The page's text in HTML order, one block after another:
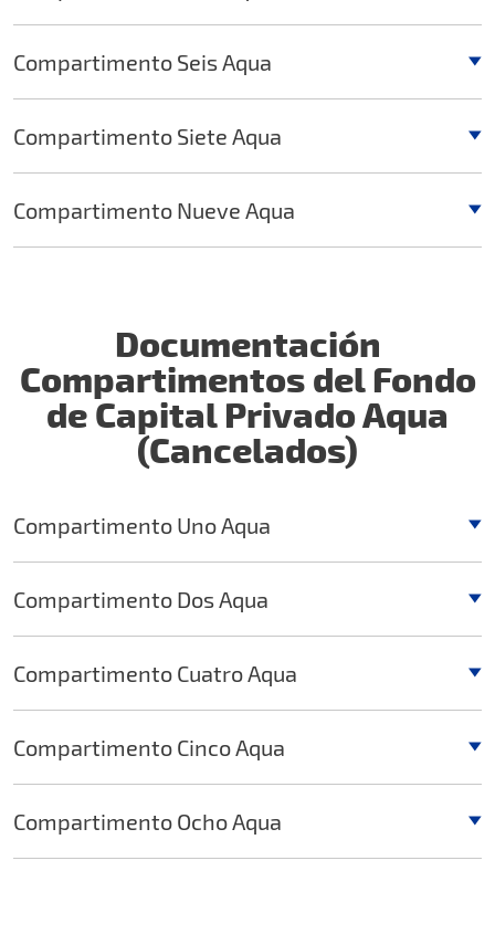
Compartimento Seis Aqua
Compartimento Siete Aqua
Compartimento Nueve Aqua
Documentación
Compartimentos del Fondo
de Capital Privado Aqua
(Cancelados)
Compartimento Uno Aqua
Compartimento Dos Aqua
Compartimento Cuatro Aqua
Compartimento Cinco Aqua
Compartimento Ocho Aqua